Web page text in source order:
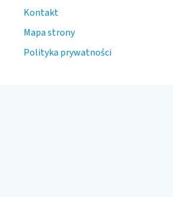
Kontakt
Mapa strony
Polityka prywatności